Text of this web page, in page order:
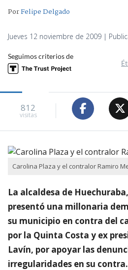
PorFelipe Delgado
Jueves 12 noviembre de 2009 |
Seguimos criterios de
812
visitas
Carolina Plaza y el contralor Ramiro
La alcaldesa de
presentó una millonaria
su municipio en contra del
por la Quinta Costa y ex
Lavín, por apoyar las
irregularidades en su contra.